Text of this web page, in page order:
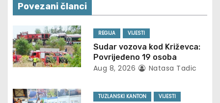
n
a
v
i
g
Povezani članci
REGIJA VIJESTI
Sudar vozova kod Križevca:
Povrijeđeno 19 osoba
Aug 8, 2026 Natasa Tadic
TUZLANSKI KANTON VIJESTI